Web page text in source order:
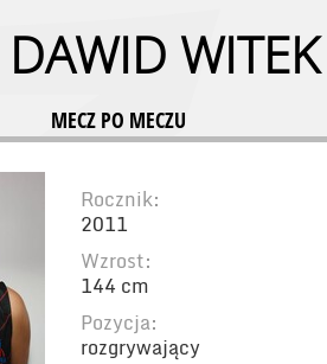
DAWID WITEK
MECZ PO MECZU
Rocznik:
2011
Wzrost:
144 cm
Pozycja:
rozgrywający